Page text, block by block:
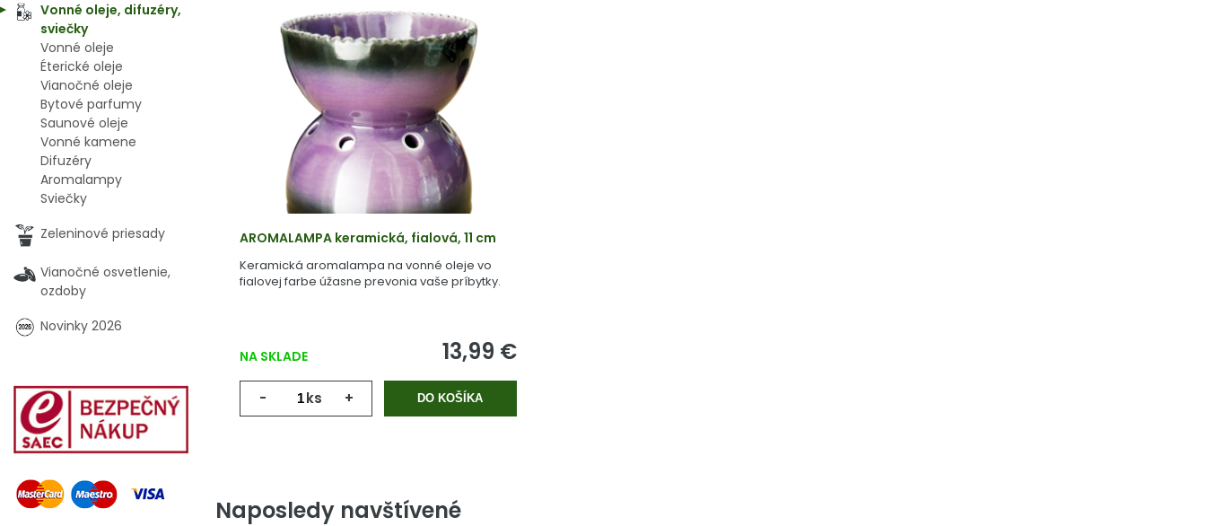
AROMALAMPA keramická, fialová, 11 cm
Keramická aromalampa na vonné oleje vo
fialovej farbe úžasne prevonia vaše príbytky.
NA SKLADE 13,99 €
- ks + DO KOŠÍKA
Naposledy navštívené
Vonné oleje, difuzéry,
sviečky
Vonné oleje
Éterické oleje
Vianočné oleje
Bytové parfumy
Saunové oleje
Vonné kamene
Difuzéry
Aromalampy
Sviečky
Zeleninové priesady
Vianočné osvetlenie,
ozdoby
Novinky 2026